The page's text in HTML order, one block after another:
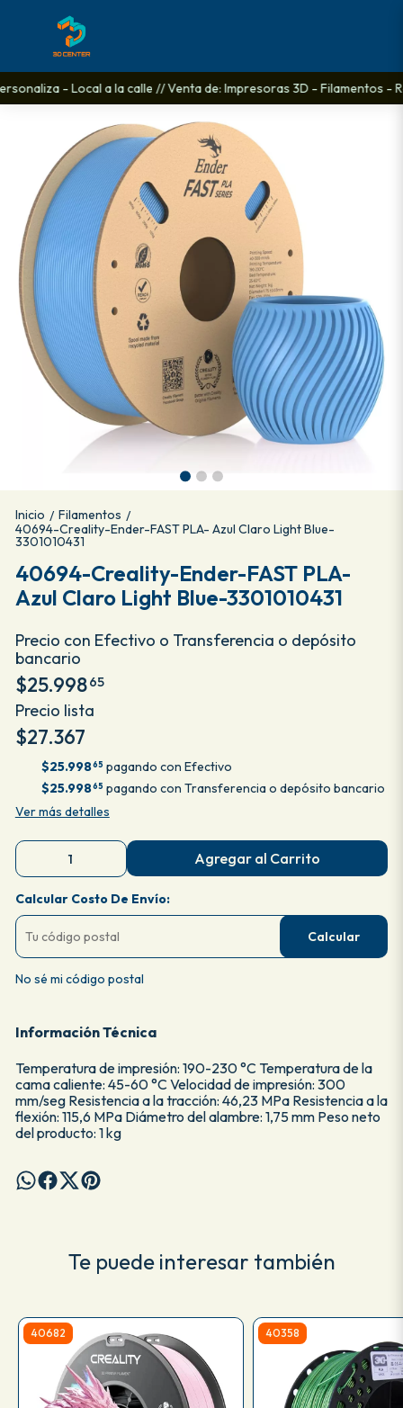
- Local a la calle // Venta de: Impresoras 3D - Filamentos -
Inicio / Filamentos /
40694-Creality-Ender-FAST PLA- Azul Claro Light Blue-
3301010431
40694-Creality-Ender-FAST PLA-
Azul Claro Light Blue-3301010431
Precio con Efectivo o Transferencia o depósito
bancario
$25.99865
Precio lista
$27.367
$25.99865 pagando con Efectivo
$25.99865 pagando con Transferencia o depósito bancario
Ver más detalles
Agregar al Carrito
Calcular Costo De Envío:
Calcular
No sé mi código postal
Información Técnica
Temperatura de impresión: 190-230 °C Temperatura de la
cama caliente: 45-60 °C Velocidad de impresión: 300
mm/seg Resistencia a la tracción: 46,23 MPa Resistencia a la
flexión: 115,6 MPa Diámetro del alambre: 1,75 mm Peso neto
del producto: 1 kg
Te puede interesar también
40682 40358